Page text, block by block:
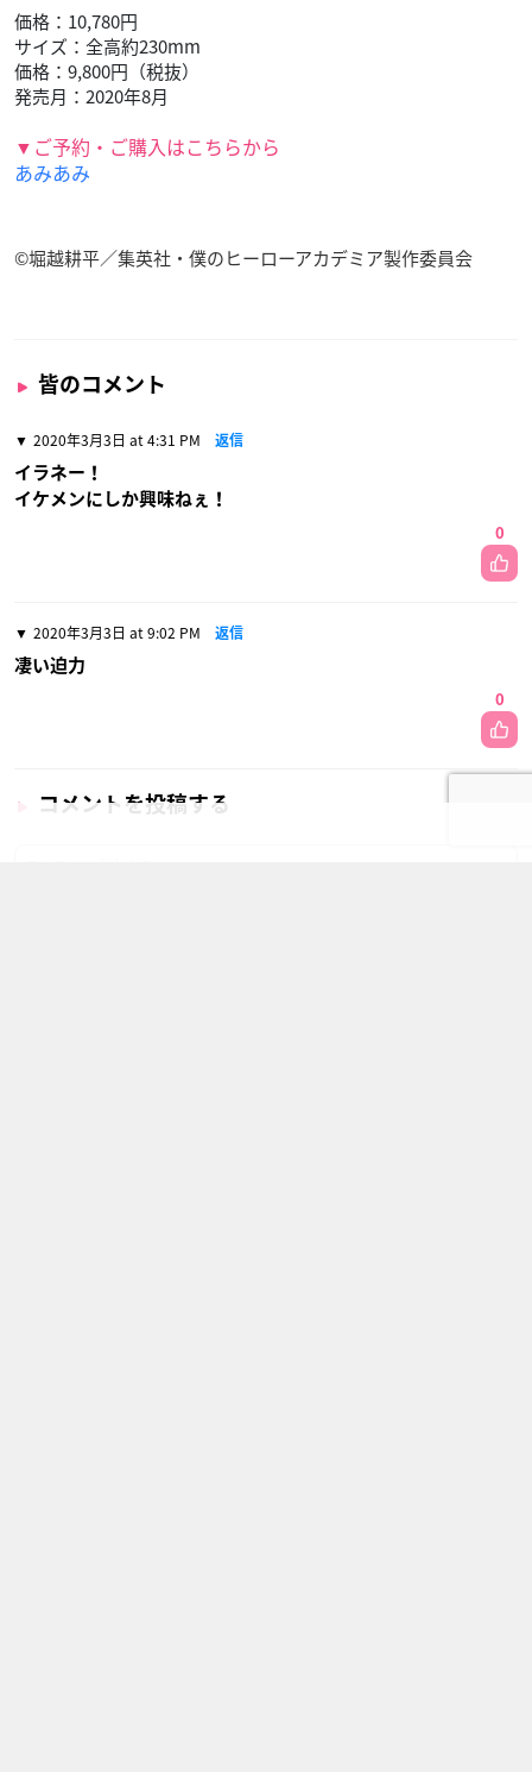
価格：10,780円
サイズ：全高約230mm
価格：9,800円（税抜）
発売月：2020年8月
▼ご予約・ご購入はこちらから
あみあみ
©︎堀越耕平／集英社・僕のヒーローアカデミア製作委員会
皆のコメント
2020年3月3日 at 4:31 PM 返信
イラネー！
イケメンにしか興味ねぇ！
0
2020年3月3日 at 9:02 PM 返信
凄い迫力
0
コメントを投稿する